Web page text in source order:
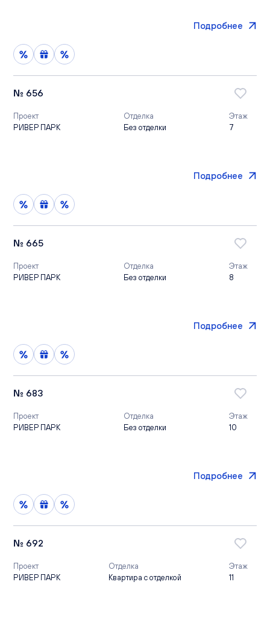
Подробнее
№ 656
Проект
РИВЕР ПАРК
Отделка
Без отделки
Этаж
7
Подробнее
№ 665
Проект
РИВЕР ПАРК
Отделка
Без отделки
Этаж
8
Подробнее
№ 683
Проект
РИВЕР ПАРК
Отделка
Без отделки
Этаж
10
Подробнее
№ 692
Проект
РИВЕР ПАРК
Отделка
Квартира с отделкой
Этаж
11